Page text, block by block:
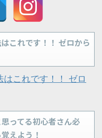
これです！！ ゼロから
これです！！ ゼロ
ってる初心者さん必
えよう！